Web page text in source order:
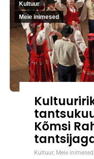
Kultuur
Meie inimesed
Kõmsi
Kultuur, Meie inimesed